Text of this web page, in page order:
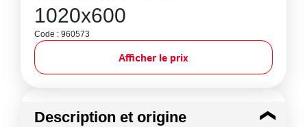
1020x600
Code : 960573
Afficher le prix
Description et origine